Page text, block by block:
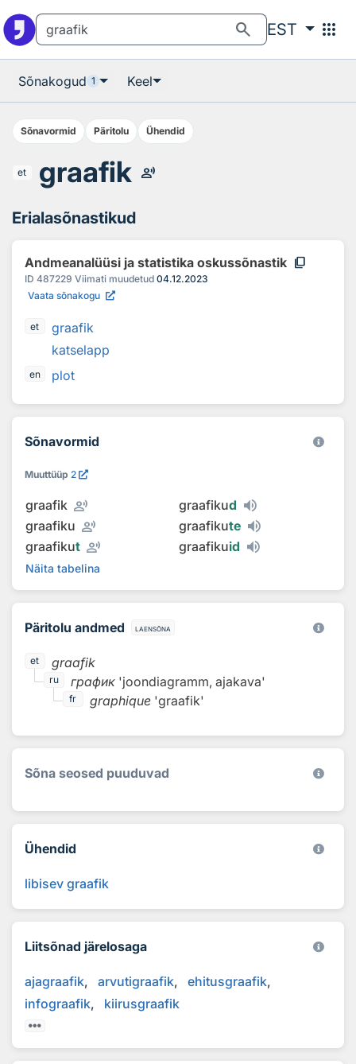
search EST apps
Sõnakogud 1 Keel
Sõnavormid Päritolu Ühendid
et graafik record_voice_over
Erialasõnastikud
Andmeanalüüsi ja statistika oskussõnastik content_copy
ID 487229 Viimati muudetud 04.12.2023
Vaata sõnakogu
et
graafik
katselapp
en plot
Sõnavormid
Muuttüüp 2
graafik record_voice_over graafikud
graafiku record_voice_over graafikute
graafikut record_voice_over graafikuid
Näita tabelina
Päritolu andmed laensõna
et graafik
ru график 'joondiagramm, ajakava'
fr graphique 'graafik'
Sõna seosed puuduvad
Ühendid
libisev graafik
Liitsõnad järelosaga
ajagraafik arvutigraafik
ehitusgraafik
infograafik
kiirusgraafik